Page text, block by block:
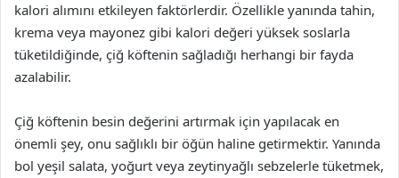
kalori alımını etkileyen faktörlerdir. Özellikle yanında tahin,
krema veya mayonez gibi kalori değeri yüksek soslarla
tüketildiğinde, çiğ köftenin sağladığı herhangi bir fayda
azalabilir.
Çiğ köftenin besin değerini artırmak için yapılacak en
önemli şey, onu sağlıklı bir öğün haline getirmektir. Yanında
bol yeşil salata, yoğurt veya zeytinyağlı sebzelerle tüketmek,